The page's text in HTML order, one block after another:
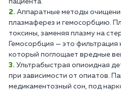
Аппаратные методы
плазмаферез и гемосорбцию.
токсины, заменяя плазму на
Гемосорбция — это фильтрация
который поглощает вредные
Ультрабыстрая опиоидная
при зависимости от опиатов.
медикаментозный сон, под